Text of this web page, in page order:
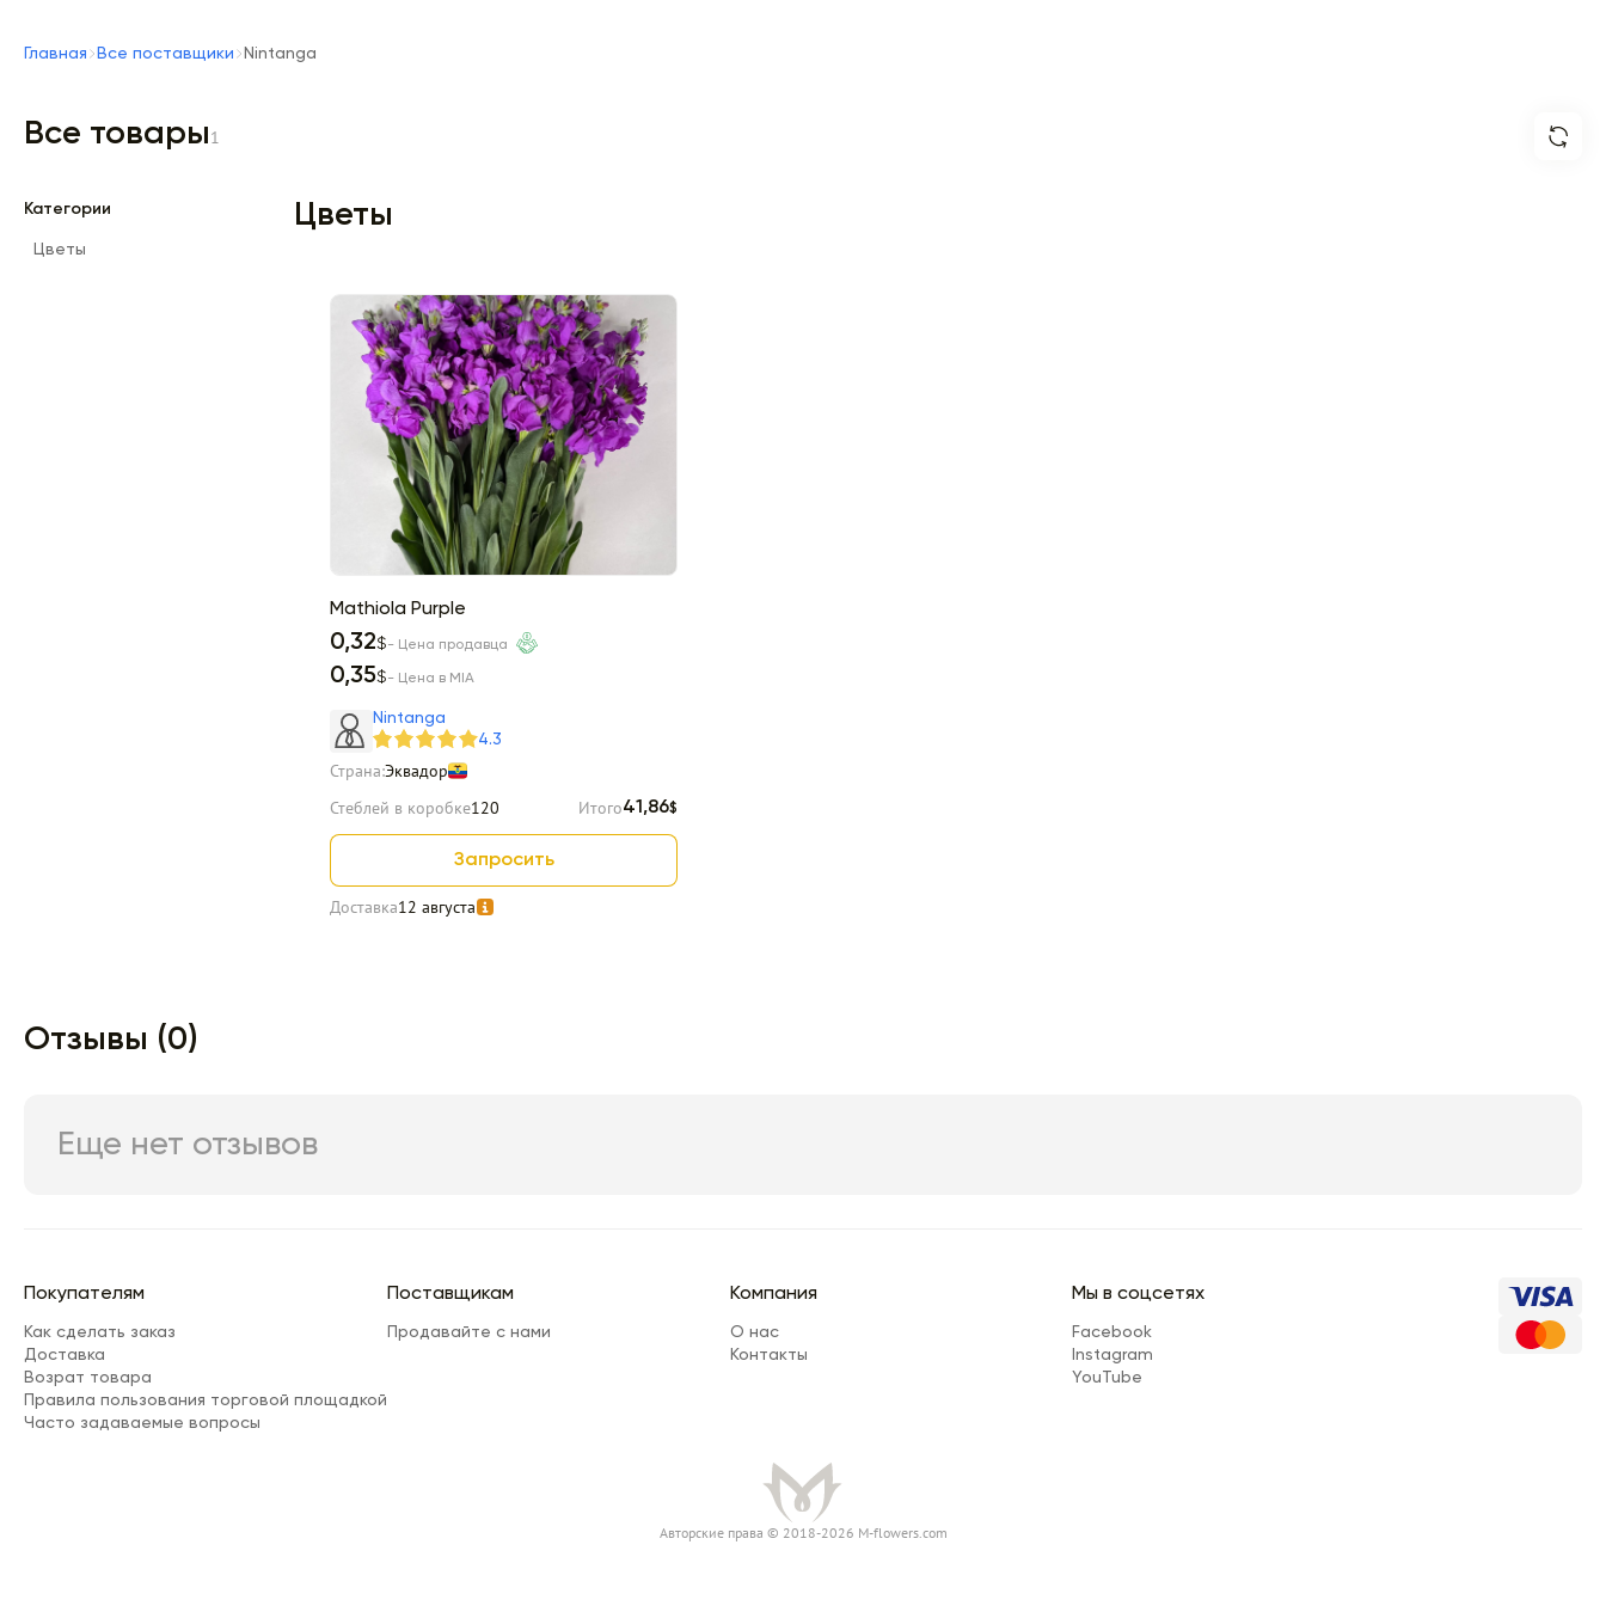
Главная Все поставщики Nintanga
Все товары1
Категории
Цветы
Цветы
Mathiola Purple
0,32$- Цена продавца
0,35$- Цена в MIA
Nintanga
4.3
Страна:Эквадор
Стеблей в коробке120 Итого41,86$
Запросить
Доставка12 августа
Отзывы (0)
Еще нет отзывов
Покупателям
Как сделать заказ
Доставка
Возрат товара
Правила пользования торговой площадкой
Часто задаваемые вопросы
Поставщикам
Продавайте с нами
Компания
О нас
Контакты
Мы в соцсетях
Facebook
Instagram
YouTube
Авторские права © 2018-2026 M-flowers.com